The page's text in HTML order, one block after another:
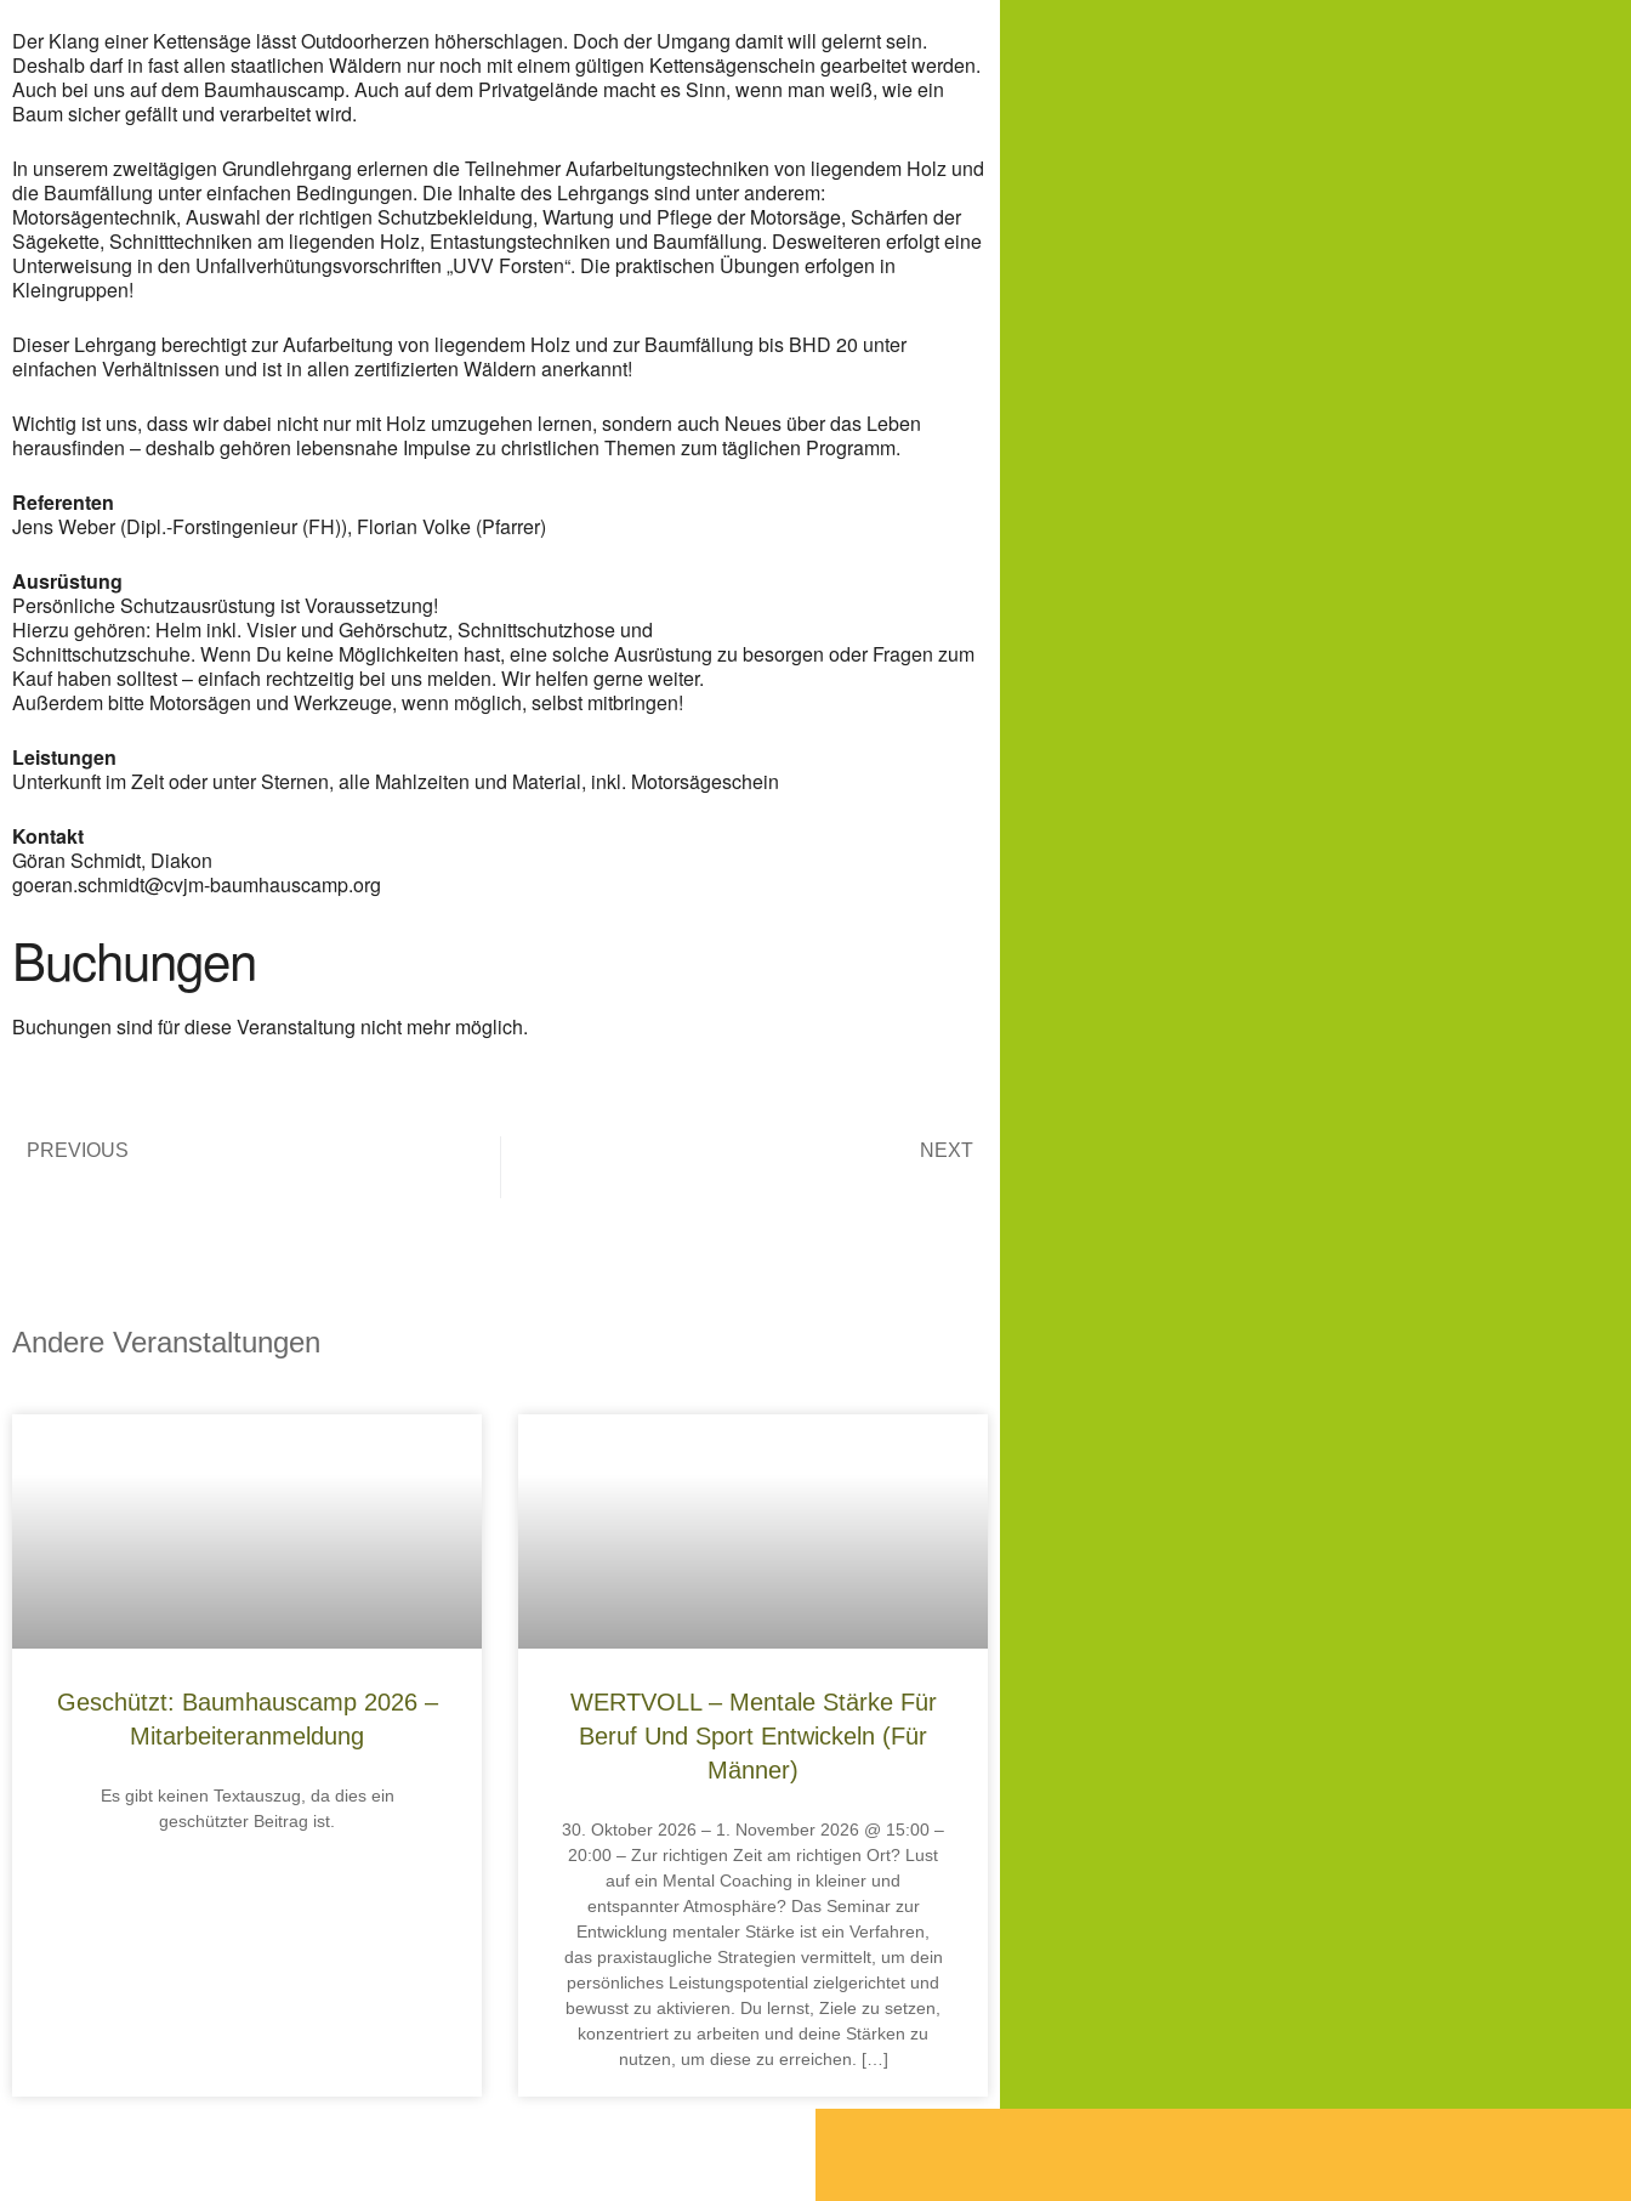
Der Klang einer Kettensäge lässt Outdoorherzen höherschlagen. Doch der Umgang damit will gelernt sein.
Deshalb darf in fast allen staatlichen Wäldern nur noch mit einem gültigen Kettensägenschein gearbeitet werden.
Auch bei uns auf dem Baumhauscamp. Auch auf dem Privatgelände macht es Sinn, wenn man weiß, wie ein
Baum sicher gefällt und verarbeitet wird.
In unserem zweitägigen Grundlehrgang erlernen die Teilnehmer Aufarbeitungstechniken von liegendem Holz und
die Baumfällung unter einfachen Bedingungen. Die Inhalte des Lehrgangs sind unter anderem:
Motorsägentechnik, Auswahl der richtigen Schutzbekleidung, Wartung und Pflege der Motorsäge, Schärfen der
Sägekette, Schnitttechniken am liegenden Holz, Entastungstechniken und Baumfällung. Desweiteren erfolgt eine
Unterweisung in den Unfallverhütungsvorschriften „UVV Forsten“. Die praktischen Übungen erfolgen in
Kleingruppen!
Dieser Lehrgang berechtigt zur Aufarbeitung von liegendem Holz und zur Baumfällung bis BHD 20 unter
einfachen Verhältnissen und ist in allen zertifizierten Wäldern anerkannt!
Wichtig ist uns, dass wir dabei nicht nur mit Holz umzugehen lernen, sondern auch Neues über das Leben
herausfinden – deshalb gehören lebensnahe Impulse zu christlichen Themen zum täglichen Programm.
Referenten
Jens Weber (Dipl.-Forstingenieur (FH)), Florian Volke (Pfarrer)
Ausrüstung
Persönliche Schutzausrüstung ist Voraussetzung!
Hierzu gehören: Helm inkl. Visier und Gehörschutz, Schnittschutzhose und
Schnittschutzschuhe. Wenn Du keine Möglichkeiten hast, eine solche Ausrüstung zu besorgen oder Fragen zum
Kauf haben solltest – einfach rechtzeitig bei uns melden. Wir helfen gerne weiter.
Außerdem bitte Motorsägen und Werkzeuge, wenn möglich, selbst mitbringen!
Leistungen
Unterkunft im Zelt oder unter Sternen, alle Mahlzeiten und Material, inkl. Motorsägeschein
Kontakt
Göran Schmidt, Diakon
goeran.schmidt@cvjm-baumhauscamp.org
Buchungen
Buchungen sind für diese Veranstaltung nicht mehr möglich.
PREVIOUS NEXT
Andere Veranstaltungen
Geschützt: Baumhauscamp 2026 –
Mitarbeiteranmeldung
Es gibt keinen Textauszug, da dies ein
geschützter Beitrag ist.
WERTVOLL – Mentale Stärke Für
Beruf Und Sport Entwickeln (für
Männer)
30. Oktober 2026 – 1. November 2026 @ 15:00 –
20:00 – Zur richtigen Zeit am richtigen Ort? Lust
auf ein Mental Coaching in kleiner und
entspannter Atmosphäre? Das Seminar zur
Entwicklung mentaler Stärke ist ein Verfahren,
das praxistaugliche Strategien vermittelt, um dein
persönliches Leistungspotential zielgerichtet und
bewusst zu aktivieren. Du lernst, Ziele zu setzen,
konzentriert zu arbeiten und deine Stärken zu
nutzen, um diese zu erreichen. […]